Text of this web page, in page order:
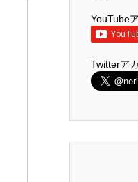
YouTube
Twitterア